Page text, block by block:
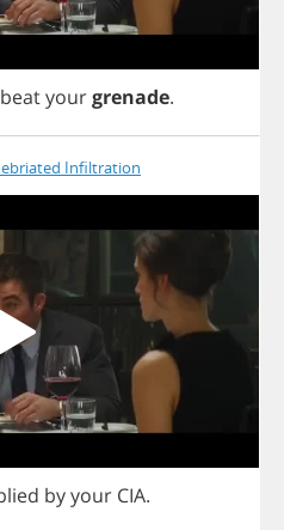
beatyourgrenade.
Infiltration
byyour CIA.